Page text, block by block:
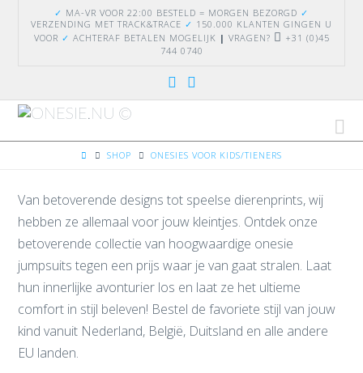
✓ MA-VR VOOR 22:00 BESTELD = MORGEN BEZORGD ✓
VERZENDING MET TRACK&TRACE ✓ 150.000 KLANTEN GINGEN U
VOOR ✓ ACHTERAF BETALEN MOGELIJK | VRAGEN?
+31 (0)45
744 0740
HOMESHOP ONESIES VOOR KIDS/TIENERS
Van betoverende designs tot speelse dierenprints, wij
hebben ze allemaal voor jouw kleintjes. Ontdek onze
betoverende collectie van hoogwaardige onesie
jumpsuits tegen een prijs waar je van gaat stralen. Laat
hun innerlijke avonturier los en laat ze het ultieme
comfort in stijl beleven! Bestel de favoriete stijl van jouw
kind vanuit Nederland, België, Duitsland en alle andere
EU landen.